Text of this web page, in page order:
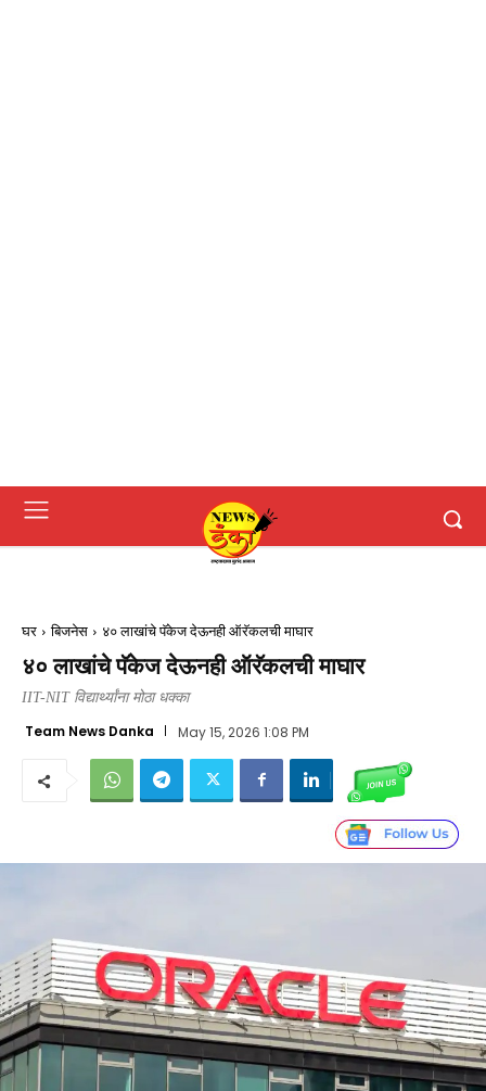
घर बिजनेस ४० लाखांचे पॅकेज देऊनही ऑरॅकलची माघार
४० लाखांचे पॅकेज देऊनही ऑरॅकलची माघार
IIT-NIT विद्यार्थ्यांना मोठा धक्का
Team News Danka May 15, 2026 1:08 PM